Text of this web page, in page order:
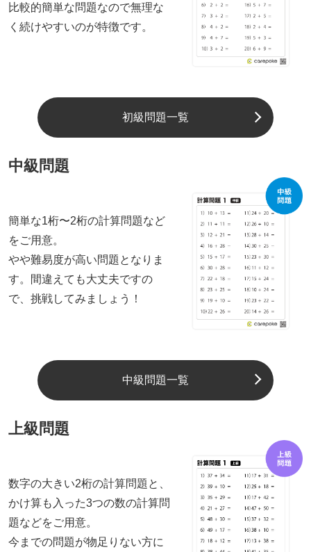
比較的簡単な問題なので無理な
く続けやすいのが特徴です。
初級問題一覧
中級問題
簡単な1桁〜2桁の計算問題など
をご用意。
やや難易度が高い問題となりま
す。間違えても大丈夫ですの
で、挑戦してみましょう！
中級問題一覧
上級問題
数字の大きい2桁の計算問題と、
かけ算も入った3つの数の計算問
題などをご用意。
今までの問題が物足りない方に